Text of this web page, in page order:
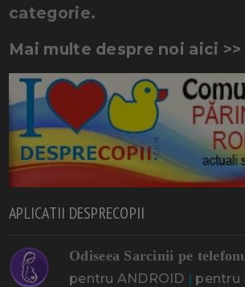
categorie.
Mai multe despre noi aici >>
APLICATII DESPRECOPII
Odiseea Sarcinii pe
pentru ANDROID | pentru